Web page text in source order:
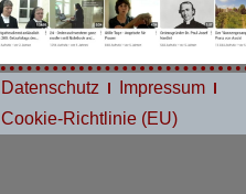
Datenschutz
Impressum
Cookie-Richtlinie (EU)